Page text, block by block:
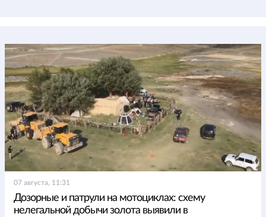
07 августа, 11:31
Дозорные и патрули на мотоциклах: схему
нелегальной добычи золота выявили в